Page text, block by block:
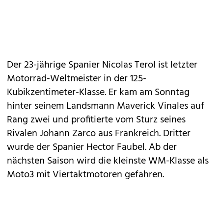
Der 23-jährige Spanier Nicolas Terol ist letzter
Motorrad-Weltmeister in der 125-
Kubikzentimeter-Klasse. Er kam am Sonntag
hinter seinem Landsmann Maverick Vinales auf
Rang zwei und profitierte vom Sturz seines
Rivalen Johann Zarco aus Frankreich. Dritter
wurde der Spanier Hector Faubel. Ab der
nächsten Saison wird die kleinste WM-Klasse als
Moto3 mit Viertaktmotoren gefahren.